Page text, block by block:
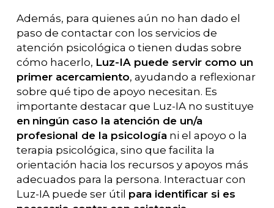
Además, para quienes aún no han dado el
paso de contactar con los servicios de
atención psicológica o tienen dudas sobre
cómo hacerlo, Luz-IA puede servir como un
primer acercamiento, ayudando a reflexionar
sobre qué tipo de apoyo necesitan. Es
importante destacar que Luz-IA no sustituye
en ningún caso la atención de un/a
profesional de la psicologíani el apoyo o la
terapia psicológica, sino que facilita la
orientación hacia los recursos y apoyos más
adecuados para la persona. Interactuar con
Luz-IA puede ser útil para identificar si es